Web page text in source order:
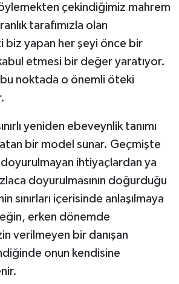
çekindiğimiz mahrem
tarafımızla olan
biz yapan her şeyi önce bir
etmesi bir değer yaratıyor.
noktada o önemli öteki
yeniden ebeveynlik tanımı
bir model sunar. Geçmişte
ihtiyaçlardan ya
doyurulmasının doğurduğu
sınırları içerisinde anlaşılmaya
erken dönemde
verilmeyen bir danışan
onun kendisine